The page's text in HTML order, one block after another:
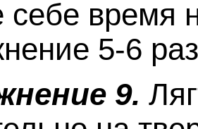
себе время
5-6
9.